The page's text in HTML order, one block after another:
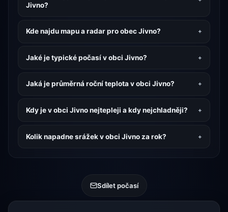
Jivno?
Kde najdu mapu a radar pro obec Jivno?
Jaké je typické počasí v obci Jivno?
Jaká je průměrná roční teplota v obci Jivno?
Kdy je v obci Jivno nejtepleji a kdy nejchladněji?
Kolik napadne srážek v obci Jivno za rok?
Sdílet počasí